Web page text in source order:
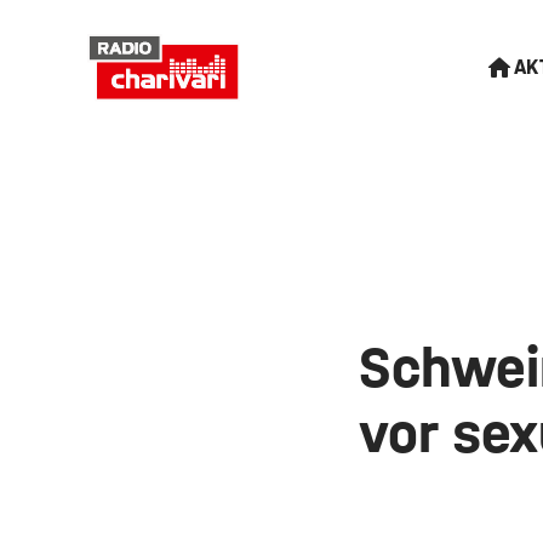
vor